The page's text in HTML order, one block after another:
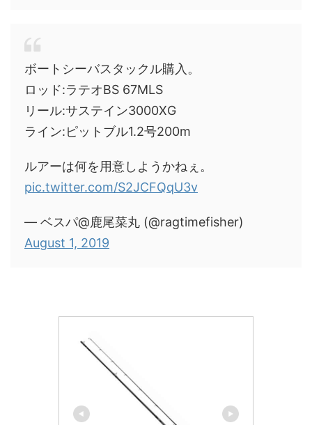
ボートシーバスタックル購入。
ロッド:ラテオBS 67MLS
リール:サステイン3000XG
ライン:ピットブル1.2号200m
ルアーは何を用意しようかねぇ。
pic.twitter.com/S2JCFQqU3v
— ベスパ@鹿尾菜丸 (@ragtimefisher)
August 1, 2019